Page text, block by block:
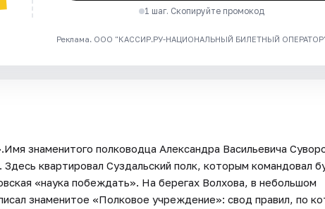
1 шаг. Скопируйте промокод
Реклама. ООО "КАССИР.РУ-НАЦИОНАЛЬНЫЙ БИЛЕТНЫЙ ОПЕРАТОР",
знаменитого полководца Александра Васильевича
квартировал Суздальский полк, которым командовал
«наука побеждать». На берегах Волхова, в небольшом
знаменитое «Полковое учреждение»: свод правил, по